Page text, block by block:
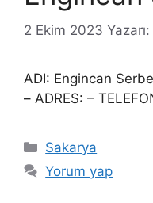
2 Ekim 2023 Yazarı:
ADI: Engincan
– ADRES: –
Kategoriler
Sakarya
Yorum yap